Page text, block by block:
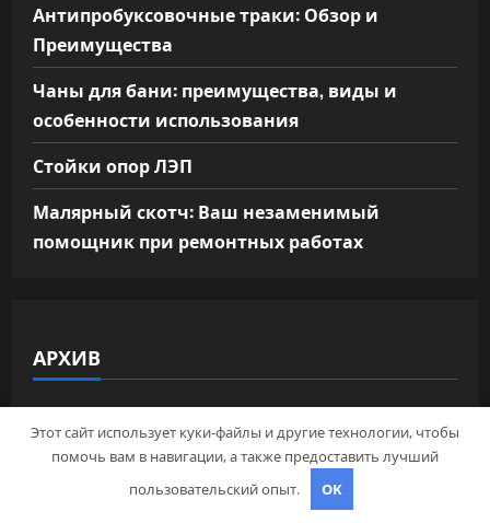
Антипробуксовочные траки: Обзор и
Преимущества
Чаны для бани: преимущества, виды и
особенности использования
Стойки опор ЛЭП
Малярный скотч: Ваш незаменимый
помощник при ремонтных работах
АРХИВ
Май 2026
Апрель 2026
Этот сайт использует куки-файлы и другие технологии, чтобы
помочь вам в навигации, а также предоставить лучший
пользовательский опыт.
OK